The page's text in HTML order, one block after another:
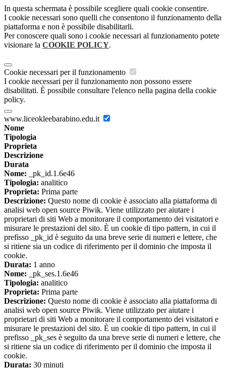
In questa schermata è possibile scegliere quali cookie consentire.
I cookie necessari sono quelli che consentono il funzionamento della
piattaforma e non è possibile disabilitarli.
Per conoscere quali sono i cookie necessari al funzionamento potete
visionare la COOKIE POLICY.
Cookie necessari per il funzionamento
I cookie necessari per il funzionamento non possono essere
disabilitati. È possibile consultare l'elenco nella pagina della cookie
policy.
www.liceokleebarabino.edu.it
Nome
Tipologia
Proprieta
Descrizione
Durata
Nome: _pk_id.1.6e46
Tipologia: analitico
Proprieta: Prima parte
Descrizione: Questo nome di cookie è associato alla piattaforma di
analisi web open source Piwik. Viene utilizzato per aiutare i
proprietari di siti Web a monitorare il comportamento dei visitatori e
misurare le prestazioni del sito. È un cookie di tipo pattern, in cui il
prefisso _pk_id è seguito da una breve serie di numeri e lettere, che
si ritiene sia un codice di riferimento per il dominio che imposta il
cookie.
Durata: 1 anno
Nome: _pk_ses.1.6e46
Tipologia: analitico
Proprieta: Prima parte
Descrizione: Questo nome di cookie è associato alla piattaforma di
analisi web open source Piwik. Viene utilizzato per aiutare i
proprietari di siti Web a monitorare il comportamento dei visitatori e
misurare le prestazioni del sito. È un cookie di tipo pattern, in cui il
prefisso _pk_ses è seguito da una breve serie di numeri e lettere, che
si ritiene sia un codice di riferimento per il dominio che imposta il
cookie.
Durata: 30 minuti